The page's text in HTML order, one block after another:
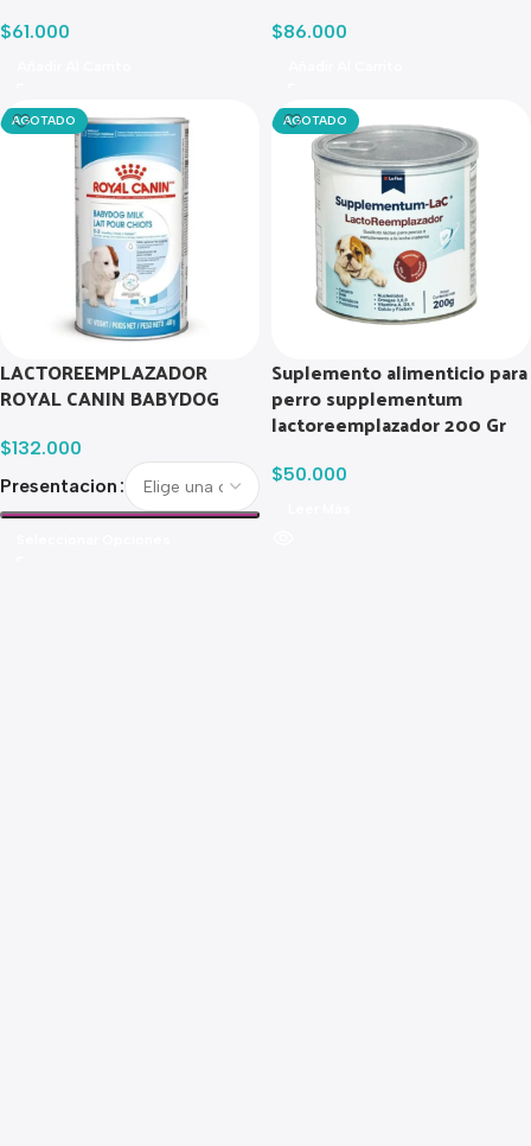
$61.000 $86.000
AGOTADO
LACTOREEMPLAZADOR
ROYAL CANIN BABYDOG
$132.000
Presentacion
AGOTADO
Suplemento alimenticio para
perro supplementum
lactoreemplazador 200 Gr
$50.000